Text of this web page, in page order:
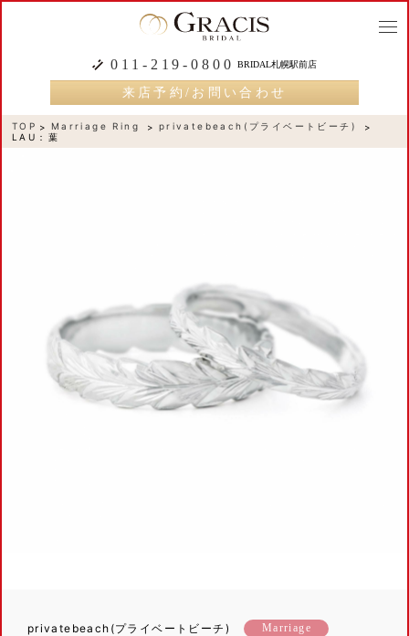
011-219-0800 BRIDAL札幌駅前店
来店予約/お問い合わせ
TOP Marriage Ring
privatebeach(プライベートビーチ)
LAU：葉
privatebeach(プライベートビーチ) Marriage